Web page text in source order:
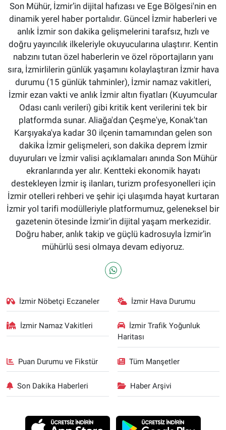
Son Mühür, İzmir’in dijital hafızası ve Ege Bölgesi'nin en
dinamik yerel haber portalıdır. Güncel İzmir haberleri ve
anlık İzmir son dakika gelişmelerini tarafsız, hızlı ve
doğru yayıncılık ilkeleriyle okuyucularına ulaştırır. Kentin
nabzını tutan özel haberlerin ve özel röportajların yanı
sıra, İzmirlilerin günlük yaşamını kolaylaştıran İzmir hava
durumu (15 günlük tahminler), İzmir namaz vakitleri,
İzmir ezan vakti ve anlık İzmir altın fiyatları (Kuyumcular
Odası canlı verileri) gibi kritik kent verilerini tek bir
platformda sunar. Aliağa'dan Çeşme'ye, Konak'tan
Karşıyaka'ya kadar 30 ilçenin tamamından gelen son
dakika İzmir gelişmeleri, son dakika deprem İzmir
duyuruları ve İzmir valisi açıklamaları anında Son Mühür
ekranlarında yer alır. Kentteki ekonomik hayatı
destekleyen İzmir iş ilanları, turizm profesyonelleri için
İzmir otelleri rehberi ve şehir içi ulaşımda hayat kurtaran
İzmir yol tarifi modülleriyle platformumuz, geleneksel bir
gazetenin ötesinde İzmir'in dijital yaşam merkezidir.
Doğru haber, anlık takip ve güçlü kadrosuyla İzmir’in
mühürlü sesi olmaya devam ediyoruz.
İzmir Nöbetçi Eczaneler İzmir Hava Durumu
İzmir Namaz Vakitleri
İzmir Trafik Yoğunluk
Haritası
Puan Durumu ve Fikstür Tüm Manşetler
Son Dakika Haberleri Haber Arşivi